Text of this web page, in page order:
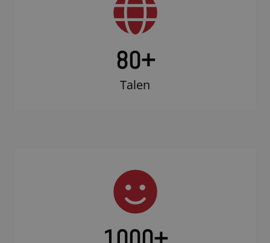
80+
Talen